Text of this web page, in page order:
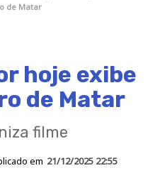
de Matar
hoje exibe
de Matar
filme
em 21/12/2025 22:55